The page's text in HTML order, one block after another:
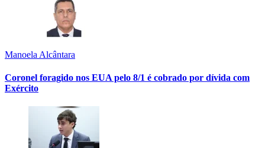
Manoela Alcântara
Coronel foragido nos EUA pelo 8/1 é cobrado por dívida com
Exército